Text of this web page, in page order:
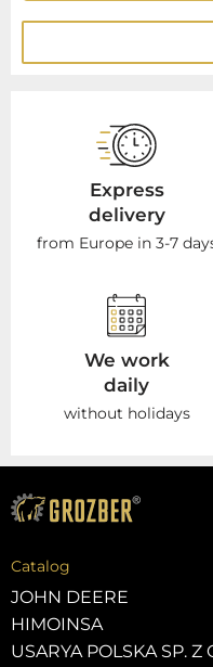
Express
delivery
from Europe in 3-7
We work
daily
without holidays
Catalog
JOHN DEERE
HIMOINSA
USARYA POLSKA SP. Z